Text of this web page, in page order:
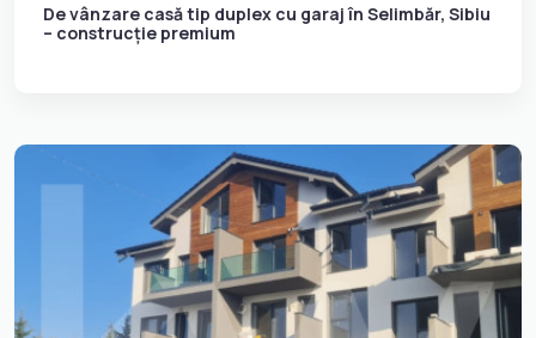
De vânzare casă tip duplex cu garaj în Selimbăr, Sibiu
– construcție premium